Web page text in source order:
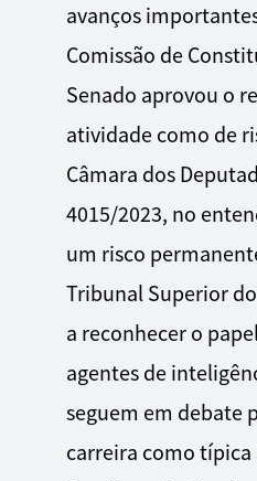
avanços
Comissão de
Senado aprovou o
atividade como de
Câmara dos
4015/2023, no
um risco
Tribunal Superior
a reconhecer o
agentes de
seguem em debate
carreira como típica